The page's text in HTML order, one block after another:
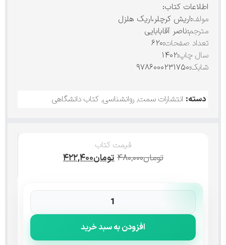
اطلاعات کتاب:
مولف:اریش کرچلر،اریک هلزل
مترجم:ناصر آقابابایی
تعداد صفحات:۶۲۰
سال چاپ:۱۴۰۲
شابک:۹۷۸۶۰۰۰۲۳۱۷۵۰
دسته: انتشارات سمت, روانشناسی, کتاب دانشگاهی
قیمت کتاب
تومان۴۸۰,۰۰۰تومان۴۲۲,۴۰۰
افزودن به سبد خرید